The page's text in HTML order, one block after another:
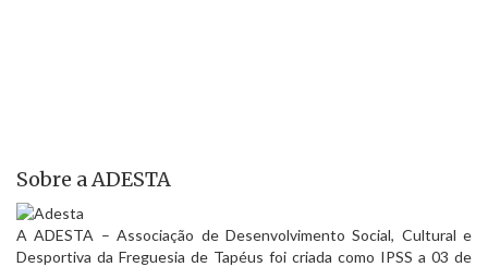
Sobre a ADESTA
A ADESTA – Associação de Desenvolvimento Social, Cultural e
Desportiva da Freguesia de Tapéus foi criada como IPSS a 03 de